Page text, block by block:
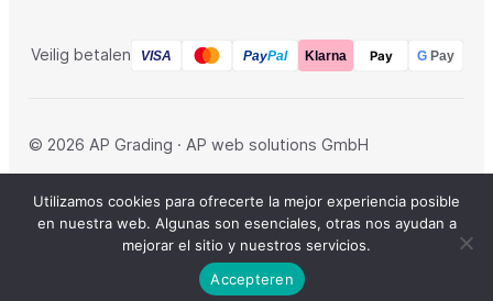
Veilig betalen VISA PayPal Klarna Pay GPay
© 2026 AP Grading · AP web solutions GmbH
Herroeping
·DK·FR· IT·ES
Overeenkomst herroepen
Utilizamos cookies para ofrecerte la mejor experiencia posible
en nuestra web. Algunas son esenciales, otras nos ayudan a
mejorar el sitio y nuestros servicios.
Accepteren